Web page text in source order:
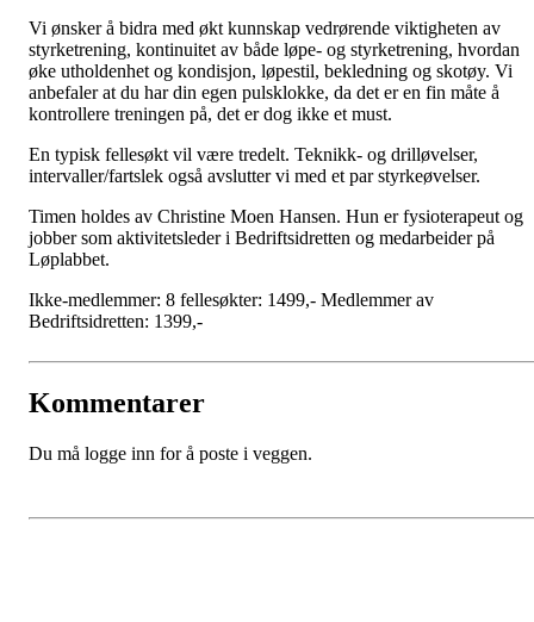
Vi ønsker å bidra med økt kunnskap vedrørende viktigheten av
styrketrening, kontinuitet av både løpe- og styrketrening, hvordan
øke utholdenhet og kondisjon, løpestil, bekledning og skotøy. Vi
anbefaler at du har din egen pulsklokke, da det er en fin måte å
kontrollere treningen på, det er dog ikke et must.
En typisk fellesøkt vil være tredelt. Teknikk- og drilløvelser,
intervaller/fartslek også avslutter vi med et par styrkeøvelser.
Timen holdes av Christine Moen Hansen. Hun er fysioterapeut og
jobber som aktivitetsleder i Bedriftsidretten og medarbeider på
Løplabbet.
Ikke-medlemmer: 8 fellesøkter: 1499,- Medlemmer av
Bedriftsidretten: 1399,-
Kommentarer
Du må logge inn for å poste i veggen.